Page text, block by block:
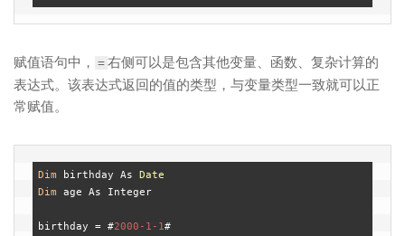
赋值语句中， = 右侧可以是包含其他变量、函数、复杂计算的
表达式。该表达式返回的值的类型，与变量类型一致就可以正
常赋值。
Dim birthday As Date
Dim age As Integer
birthday = #2000 -1 -1#